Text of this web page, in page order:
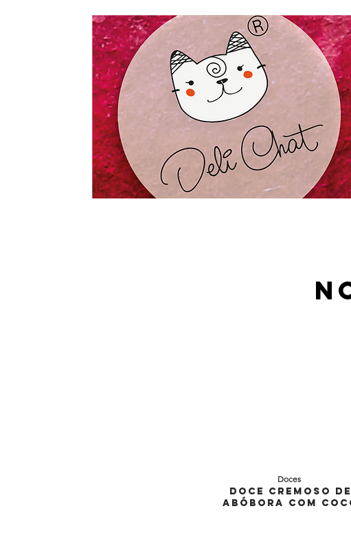
Doces
Doce Cremoso de
Abóbora com